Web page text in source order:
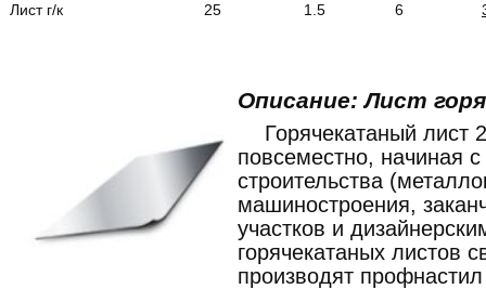
Лист г/к 25 1.5 6
Описание: Лист
Горячекатаный лист
повсеместно, начиная
строительства
машиностроения,
участков и
горячекатаных листов
производят